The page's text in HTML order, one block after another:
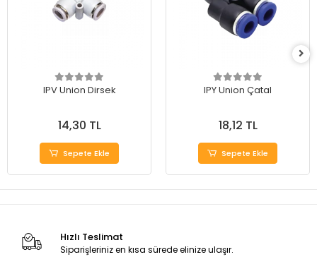
IPV Union Dirsek
14,30 TL
Sepete Ekle
IPY Union Çatal
18,12 TL
Sepete Ekle
Hızlı Teslimat
Siparişleriniz en kısa sürede elinize ulaşır.